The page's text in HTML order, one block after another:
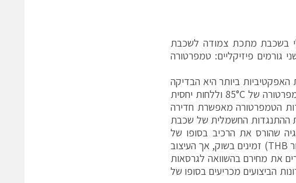
בשכבת מתכת צמודה לשכבת
פיזיקליים: טמפרטורה
האפקטיביות ביותר היא הבדיקה
הקרויה 85/85 שמבוססת על חשיפת רכיב במשך עד 1000 שעות לטמפרטורה של 85°C‎ וללחות יחסית
לתנודות הטמפרטורה מאפשרת חדירה
ההתנגדות החשמלית של שכבת
שהורס את הרכיב בסופו של
דבר. קבלי פילם עמידים ללחות (או Thermal Humidity Bias ובקיצור THB‏) זמינים בשוק, אך העיצוב
את מחירם בהשוואה לגרסאות
הביצועים מכריעים בסופו של